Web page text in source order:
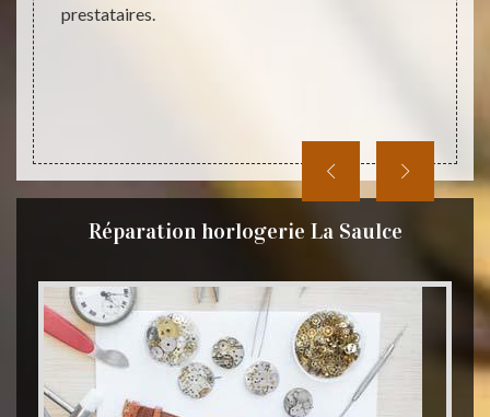
prestataires.
Réparation horlogerie La Saulce